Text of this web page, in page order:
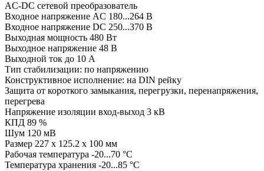
AC-DC сетевой преобразователь
Входное напряжение AC 180...264 В
Входное напряжение DC 250...370 В
Выходная мощность 480 Вт
Выходное напряжение 48 В
Выходной ток до 10 А
Тип стабилизации: по напряжению
Конструктивное исполнение: на DIN рейку
Защита от короткого замыкания, перегрузки, перенапряжения,
перегрева
Напряжение изоляции вход-выход 3 кВ
КПД 89 %
Шум 120 мВ
Размер 227 x 125.2 x 100 мм
Рабочая температура -20...70 °C
Температура хранения -20...85 °C